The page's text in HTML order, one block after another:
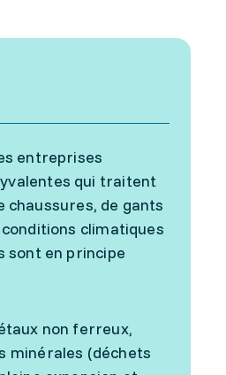
entreprises
qui traitent
chaussures, de gants
climatiques
sont en principe
non ferreux,
minérales (déchets